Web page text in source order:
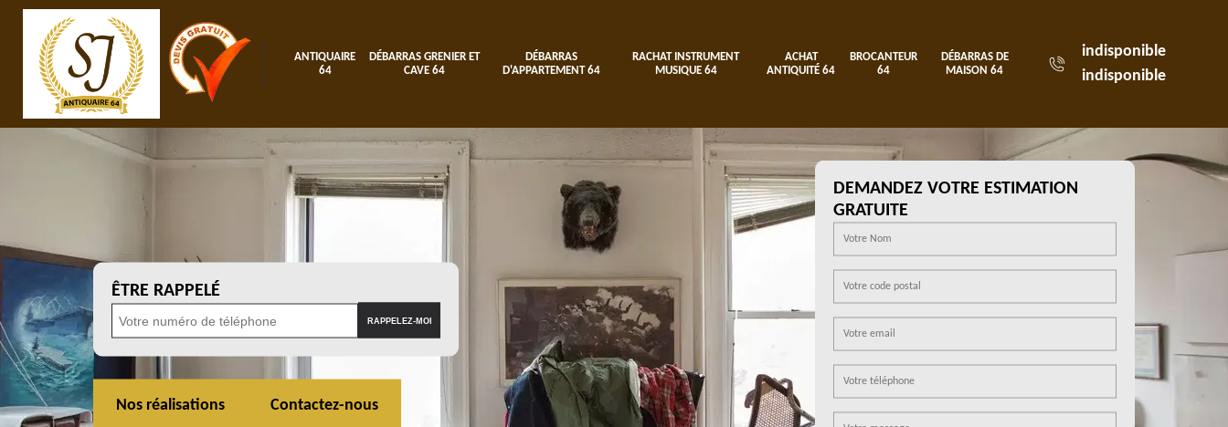
ANTIQUAIRE
64
DÉBARRAS GRENIER ET
CAVE 64
DÉBARRAS
D'APPARTEMENT 64
RACHAT INSTRUMENT
MUSIQUE 64
ACHAT
ANTIQUITÉ 64
BROCANTEUR
64
DÉBARRAS DE
MAISON 64
indisponible
indisponible
ÊTRE RAPPELÉ
Nos réalisations Contactez-nous
DEMANDEZ VOTRE ESTIMATION
GRATUITE